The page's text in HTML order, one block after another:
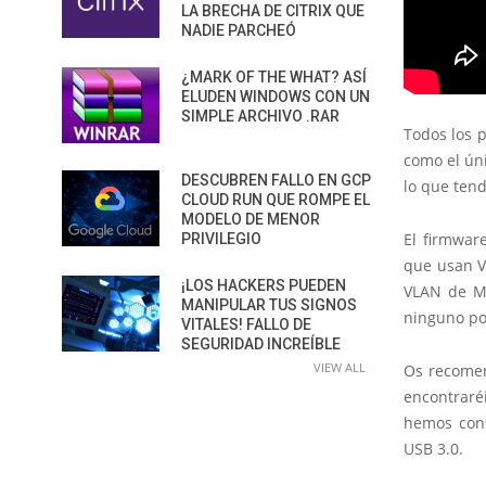
Todos los
como el
lo que
El
que usan
VLAN de
ninguno
Os
hemos
USB 3.0.
LA BRECHA DE CITRIX QUE
NADIE PARCHEÓ
¿MARK OF THE WHAT? ASÍ
ELUDEN WINDOWS CON UN
SIMPLE ARCHIVO .RAR
DESCUBREN FALLO EN GCP
CLOUD RUN QUE ROMPE EL
MODELO DE MENOR
PRIVILEGIO
¡LOS HACKERS PUEDEN
MANIPULAR TUS SIGNOS
VITALES! FALLO DE
SEGURIDAD INCREÍBLE
VIEW ALL